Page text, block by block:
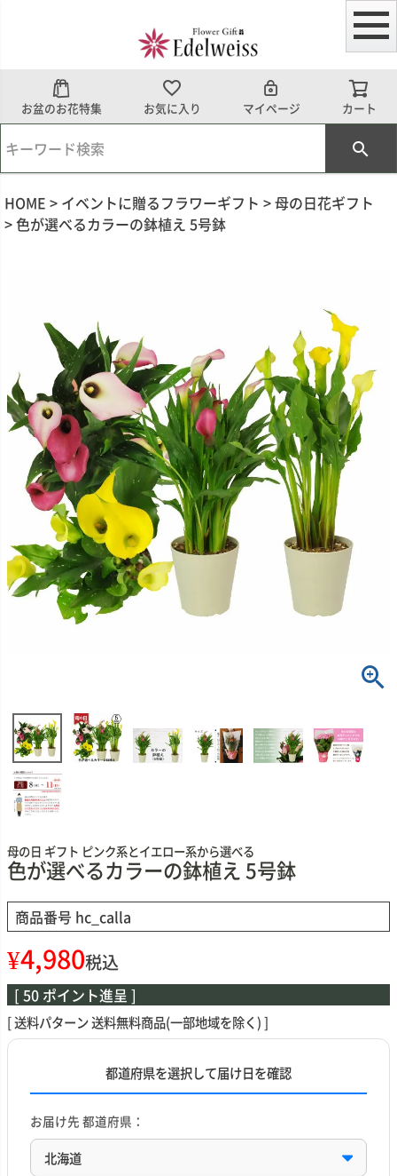
お盆のお花特集 お気に入り マイページ カート
HOME イベントに贈るフラワーギフト
母の日花ギフト
色が選べるカラーの鉢植え 5号鉢
母の日 ギフト ピンク系とイエロー系から選べる
色が選べるカラーの鉢植え 5号鉢
商品番号 hc_calla
¥4,980税込
[ 50 ポイント進呈 ]
送料パターン送料無料商品(一部地域を除く)
都道府県を選択して届け日を確認
お届け先 都道府県：